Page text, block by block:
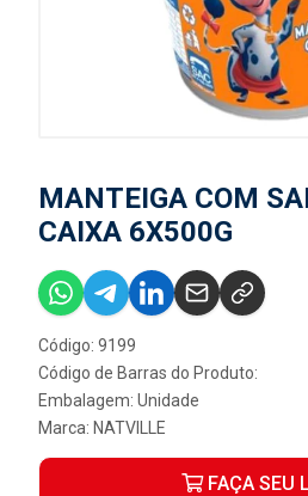
MANTEIGA COM
CAIXA 6X500G
Código: 9199
Código de Barras do Produto:
Embalagem: Unidade
Marca: NATVILLE
FAÇA SEU